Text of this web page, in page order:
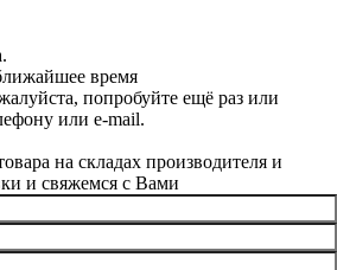
время
попробуйте ещё раз или
или e-mail.
на складах производителя и
и свяжемся с Вами